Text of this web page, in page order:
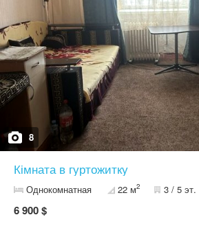
8
Кімната в гуртожитку
Однокомнатная 22 м2 3 / 5 эт.
6 900 $